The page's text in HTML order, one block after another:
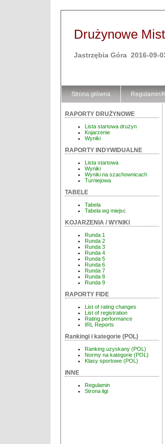
Drużynowe
Jastrzębia Góra 2016-09-
Strona główna Regulamin/
RAPORTY DRUŻYNOWE
Lista startowa drużyn
Kojarzenie
Wyniki
RAPORTY INDYWIDUALNE
Lista startowa
Wyniki
Wyniki na szachownicach
Turniejowa
TABELE
Tabela
Tabela wg miejsc
KOJARZENIA / WYNIKI
Runda 1
Runda 2
Runda 3
Runda 4
Runda 5
Runda 6
Runda 7
Runda 8
Runda 9
RAPORTY FIDE
List of rating changes
List of registration
Rating performance
IRL Reports
Rankingi i kategorie (POL)
Ranking uzyskany (POL)
Normy na kategorie (POL)
Klasy sportowe (POL)
INNE
Regulamin
Strona ligi